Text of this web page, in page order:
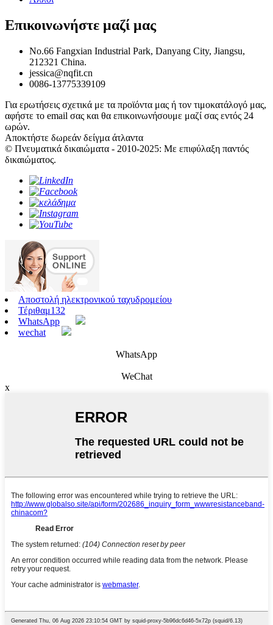
Επικοινωνήστε μαζί μας
No.66 Fangxian Industrial Park, Danyang City, Jiangsu,
212321 China.
jessica@nqfit.cn
0086-13775339109
Για ερωτήσεις σχετικά με τα προϊόντα μας ή τον τιμοκατάλογό μας,
αφήστε το email σας και θα επικοινωνήσουμε μαζί σας εντός 24
ωρών.
Αποκτήστε δωρεάν δείγμα άτλαντα
© Πνευματικά δικαιώματα - 2010-2025: Με επιφύλαξη παντός
δικαιώματος.
Αποστολή ηλεκτρονικού ταχυδρομείου
Τέριθαμ132
WhatsApp
wechat
WhatsApp
WeChat
x